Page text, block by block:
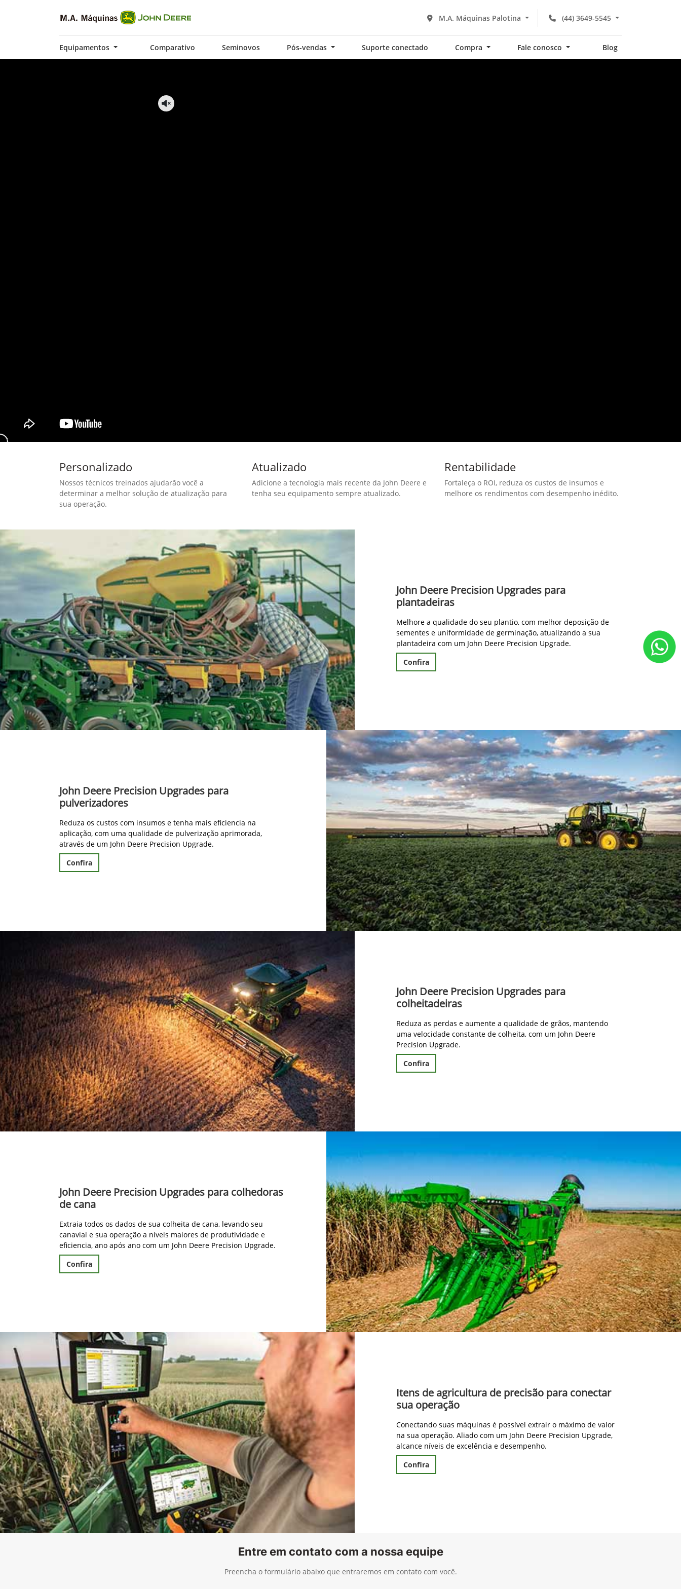
(44) 3649-5545
M.A. Máquinas Palotina
Equipamentos Comparativo Seminovos Pós-vendas Suporte conectado Compra Fale conosco Blog
Personalizado
Nossos técnicos treinados ajudarão você a
determinar a melhor solução de atualização para
sua operação.
Atualizado
Adicione a tecnologia mais recente da John Deere e
tenha seu equipamento sempre atualizado.
Rentabilidade
Fortaleça o ROI, reduza os custos de insumos e
melhore os rendimentos com desempenho inédito.
John Deere Precision Upgrades para
plantadeiras
Melhore a qualidade do seu plantio, com melhor deposição de
sementes e uniformidade de germinação, atualizando a sua
plantadeira com um John Deere Precision Upgrade.
Confira
John Deere Precision Upgrades para
pulverizadores
Reduza os custos com insumos e tenha mais eficiencia na
aplicação, com uma qualidade de pulverização aprimorada,
através de um John Deere Precision Upgrade.
Confira
John Deere Precision Upgrades para
colheitadeiras
Reduza as perdas e aumente a qualidade de grãos, mantendo
uma velocidade constante de colheita, com um John Deere
Precision Upgrade.
Confira
John Deere Precision Upgrades para colhedoras
de cana
Extraia todos os dados de sua colheita de cana, levando seu
canavial e sua operação a níveis maiores de produtividade e
eficiencia, ano após ano com um John Deere Precision Upgrade.
Confira
Itens de agricultura de precisão para conectar
sua operação
Conectando suas máquinas é possível extrair o máximo de valor
na sua operação. Aliado com um John Deere Precision Upgrade,
alcance níveis de excelência e desempenho.
Confira
Entre em contato com a nossa equipe
Preencha o formulário abaixo que entraremos em contato com você.